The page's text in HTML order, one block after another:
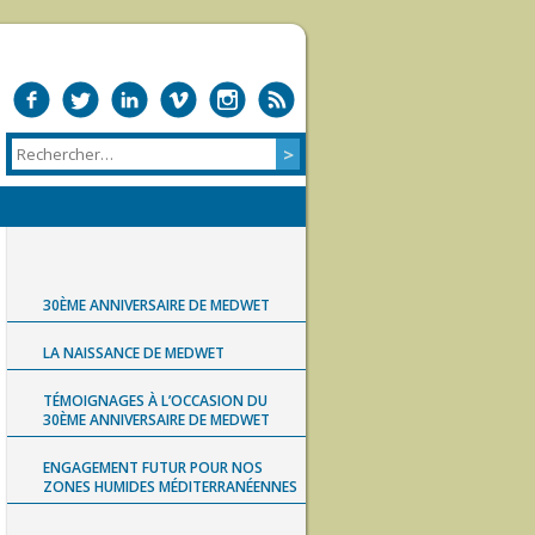
30ÈME ANNIVERSAIRE DE MEDWET
LA NAISSANCE DE MEDWET
TÉMOIGNAGES À L’OCCASION DU
30ÈME ANNIVERSAIRE DE MEDWET
ENGAGEMENT FUTUR POUR NOS
ZONES HUMIDES MÉDITERRANÉENNES